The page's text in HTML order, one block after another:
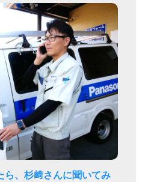
ら、杉﨑さんに聞いてみ